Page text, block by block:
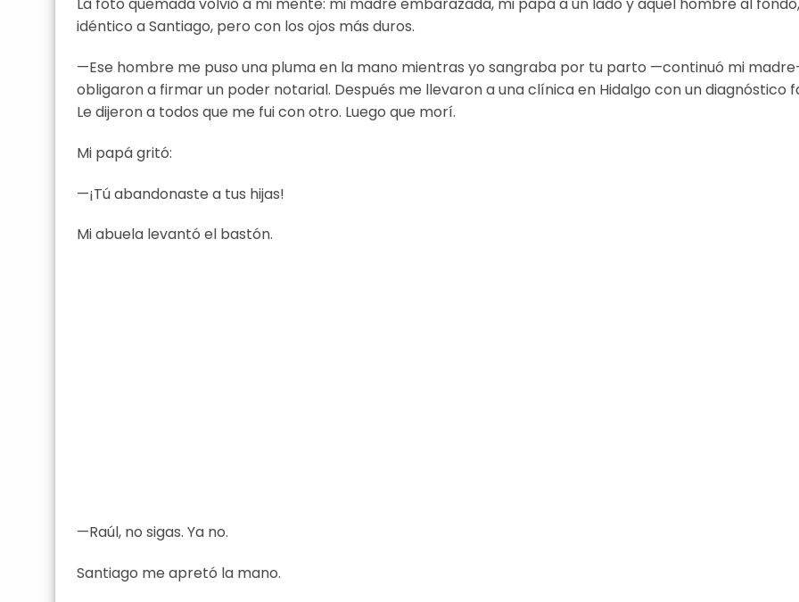
La foto quemada volvió a mi mente: mi madre embarazada, mi papá a un lado y aquel hombre al fondo,
idéntico a Santiago, pero con los ojos más duros.
—Ese hombre me puso una pluma en la mano mientras yo sangraba por tu parto —continuó mi
obligaron a firmar un poder notarial. Después me llevaron a una clínica en Hidalgo con un diagnóstico
Le dijeron a todos que me fui con otro. Luego que morí.
Mi papá gritó:
—¡Tú abandonaste a tus hijas!
Mi abuela levantó el bastón.
—Raúl, no sigas. Ya no.
Santiago me apretó la mano.